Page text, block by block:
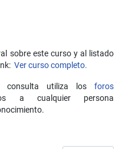
sobre este curso y al listado
Ver curso completo.
consulta utiliza losforos
a cualquier persona